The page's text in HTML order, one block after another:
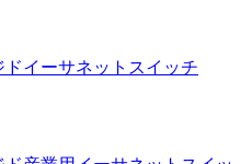
イーサネットスイッチ